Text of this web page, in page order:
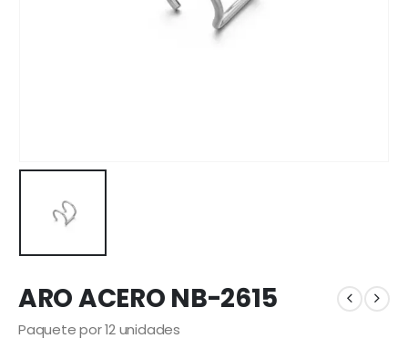
ARO ACERO NB-2615
Paquete por 12 unidades